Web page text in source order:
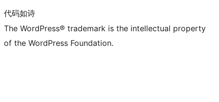
代码如诗
The WordPress® trademark is the intellectual property
of the WordPress Foundation.